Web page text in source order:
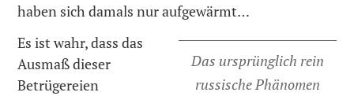
haben sich damals nur aufgewärmt…
Das ursprünglich rein
russische Phänomen
Es ist wahr, dass das
Ausmaß dieser
Betrügereien